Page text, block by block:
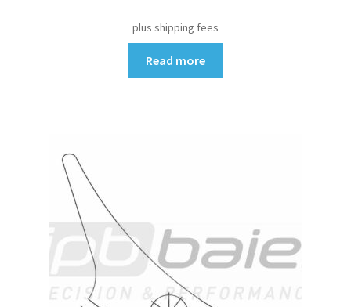
plus shipping fees
Read more